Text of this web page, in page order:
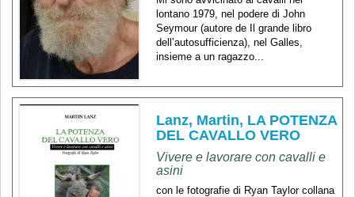
lontano 1979, nel podere di John
Seymour (autore de Il grande libro
dell’autosufficienza), nel Galles,
insieme a un ragazzo...
Lanz, Martin, LA POTENZA
DEL CAVALLO VERO
Vivere e lavorare con cavalli e
asini
con le fotografie di Ryan Taylor collana